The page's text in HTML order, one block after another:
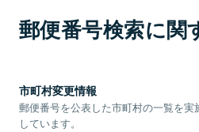
郵便番号検索に関
市町村変更情報
郵便番号を公表した市町村の一覧を
しています。